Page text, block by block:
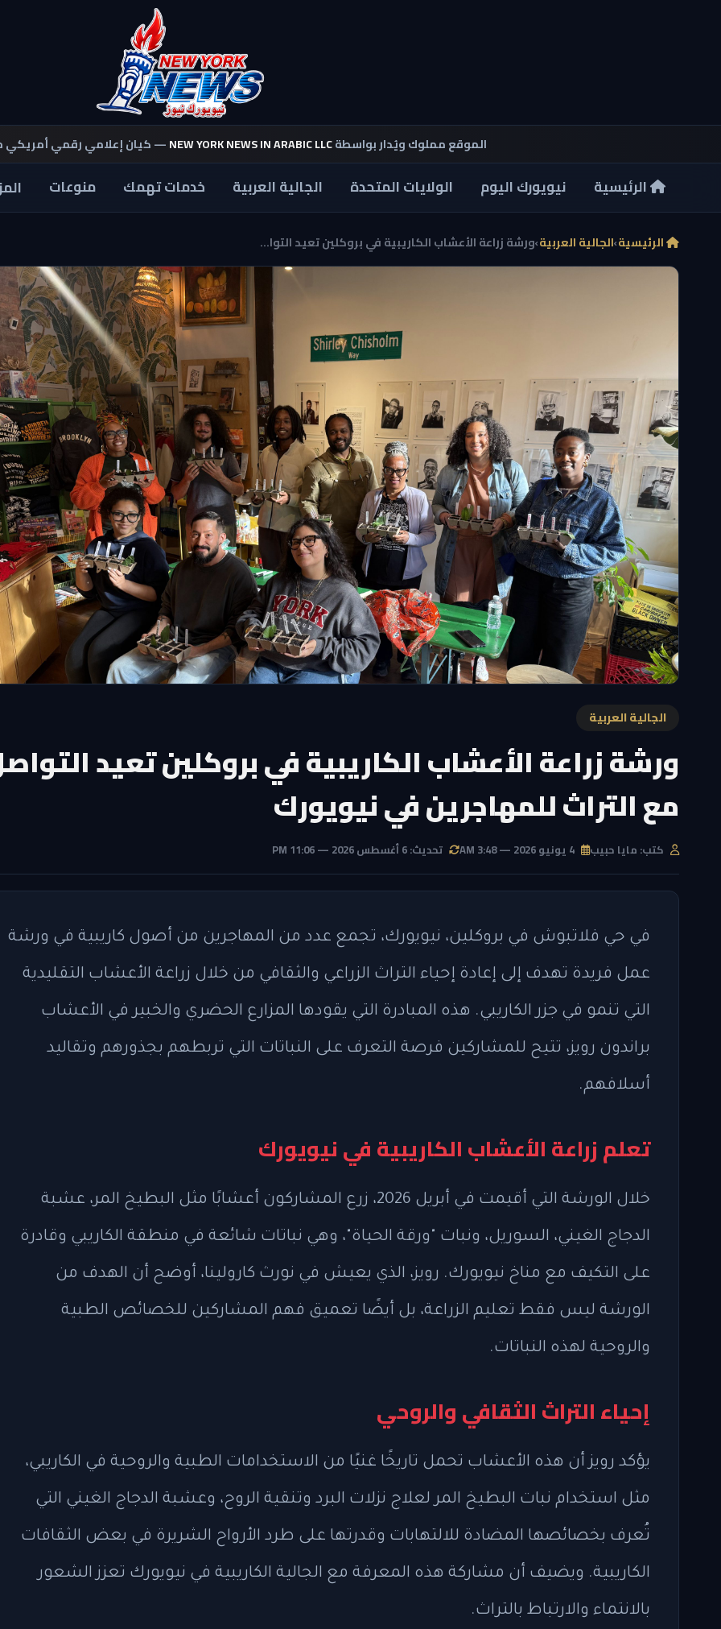
الموقع مملوك ويُدار بواسطةNEW YORK NEWS IN ARABIC LLC— كيان إعلامي رقمي
الرئيسية نيويورك اليوم الولايات المتحدة الجالية العربية خدمات تهمك منوعات
الرئيسية›الجالية العربية›ورشة زراعة الأعشاب الكاريبية في بروكلين تعيد التوا...
الجالية العربية
ورشة زراعة الأعشاب الكاريبية في بروكلين تعيد
مع التراث للمهاجرين في نيويورك
كتب: مايا حبيب تحديث: 6 أغسطس 2026 — 11:06 PM
في حي فلاتبوش في بروكلين، نيويورك، تجمع عدد من المهاجرين من أصول كاريبية في ورشة
عمل فريدة تهدف إلى إعادة إحياء التراث الزراعي والثقافي من خلال زراعة الأعشاب التقليدية
التي تنمو في جزر الكاريبي. هذه المبادرة التي يقودها المزارع الحضري والخبير في الأعشاب
براندون رويز، تتيح للمشاركين فرصة التعرف على النباتات التي تربطهم بجذورهم وتقاليد
أسلافهم.
تعلم زراعة الأعشاب الكاريبية في نيويورك
خلال الورشة التي أقيمت في أبريل 2026، زرع المشاركون أعشابًا مثل البطيخ المر، عشبة
الدجاج الغيني، السوريل، ونبات "ورقة الحياة"، وهي نباتات شائعة في منطقة الكاريبي وقادرة
على التكيف مع مناخ نيويورك. رويز، الذي يعيش في نورث كارولينا، أوضح أن الهدف من
الورشة ليس فقط تعليم الزراعة، بل أيضًا تعميق فهم المشاركين للخصائص الطبية
والروحية لهذه النباتات.
إحياء التراث الثقافي والروحي
يؤكد رويز أن هذه الأعشاب تحمل تاريخًا غنيًا من الاستخدامات الطبية والروحية في الكاريبي،
مثل استخدام نبات البطيخ المر لعلاج نزلات البرد وتنقية الروح، وعشبة الدجاج الغيني التي
تُعرف بخصائصها المضادة للالتهابات وقدرتها على طرد الأرواح الشريرة في بعض الثقافات
الكاريبية. ويضيف أن مشاركة هذه المعرفة مع الجالية الكاريبية في نيويورك تعزز الشعور
بالانتماء والارتباط بالتراث.